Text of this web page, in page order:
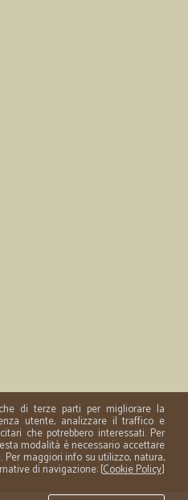
di terze parti per migliorare la
utente, analizzare il traffico e
che potrebbero interessati. Per
modalità è necessario accettare
maggiori info su utilizzo, natura,
di navigazione: [Cookie Policy]